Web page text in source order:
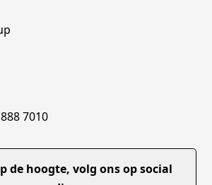
7010
de hoogte, volg ons op social